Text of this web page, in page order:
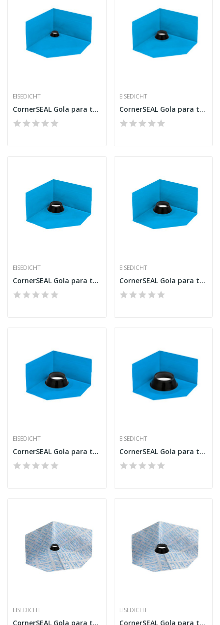
EISEDICHT
CornerSEAL Gola para tubo RGD50
EISEDICHT
CornerSEAL Gola para tubo RGD75
EISEDICHT
CornerSEAL Gola para tubo RGD90
EISEDICHT
CornerSEAL Gola para tubo RGD100
EISEDICHT
CornerSEAL Gola para tubo RGD125
EISEDICHT
CornerSEAL Gola para tubo RGD150
EISEDICHT
CornerSEAL Gola para tubo RGD50 permeável
EISEDICHT
CornerSEAL Gola para tubo RGD75 permeável